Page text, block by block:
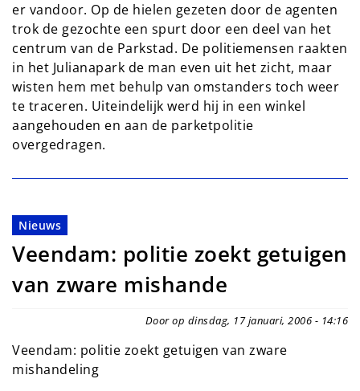
er vandoor. Op de hielen gezeten door de agenten
trok de gezochte een spurt door een deel van het
centrum van de Parkstad. De politiemensen raakten
in het Julianapark de man even uit het zicht, maar
wisten hem met behulp van omstanders toch weer
te traceren. Uiteindelijk werd hij in een winkel
aangehouden en aan de parketpolitie
overgedragen.
Nieuws
Veendam: politie zoekt getuigen
van zware mishande
Door op dinsdag, 17 januari, 2006 - 14:16
Veendam: politie zoekt getuigen van zware
mishandeling